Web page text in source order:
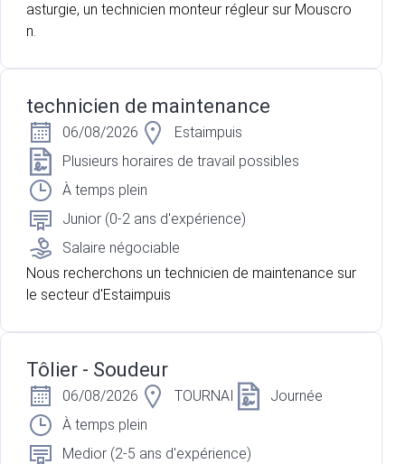
asturgie, un technicien monteur régleur sur Mouscro
n.
technicien de maintenance
06/08/2026
Estaimpuis
Plusieurs horaires de travail possibles
À temps plein
Junior (0-2 ans d'expérience)
Salaire négociable
Nous recherchons un technicien de maintenance sur
le secteur d'Estaimpuis
Tôlier - Soudeur
06/08/2026 TOURNAI
Journée
À temps plein
Medior (2-5 ans d'expérience)